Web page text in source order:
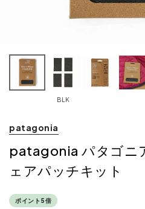
BLK
patagonia
patagonia パタゴニ
ェアパッチキット
ポイント5倍